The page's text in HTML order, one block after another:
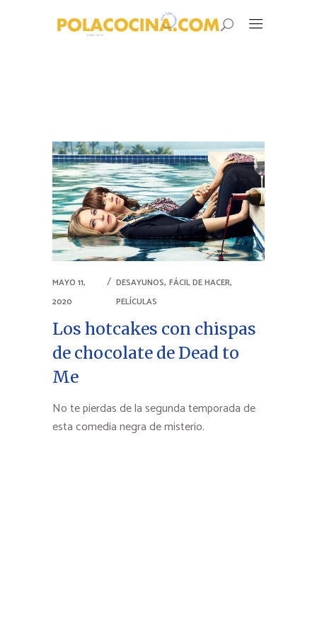
MAYO 11,
2020
DESAYUNOS,FÁCIL DE HACER,
PELÍCULAS
Los hotcakes con chispas
de chocolate de Dead to
Me
No te pierdas de la segunda temporada de
esta comedia negra de misterio.